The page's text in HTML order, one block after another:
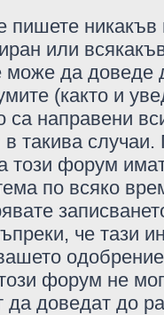
пишете никакъв
или
може да доведе
(както и
са направени
в такива
този форум
по всяко
че тази
форум не
да доведат до